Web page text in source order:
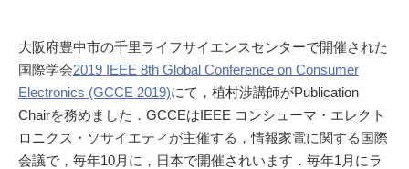
大阪府豊中市の千里ライフサイエンスセンターで開催された
国際学会2019 IEEE 8th Global Conference on Consumer
Electronics (GCCE 2019)にて，植村渉講師がPublication
Chairを務めました．GCCEはIEEE コンシューマ・エレクト
ロニクス・ソサイエティが主催する，情報家電に関する国際
会議で，毎年10月に，日本で開催されいます．毎年1月にラ